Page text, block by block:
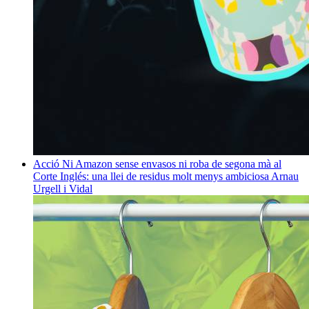
Acció Ni Amazon sense envasos ni roba de segona mà al
Corte Inglés: una llei de residus molt menys ambiciosa Arnau
Urgell i Vidal